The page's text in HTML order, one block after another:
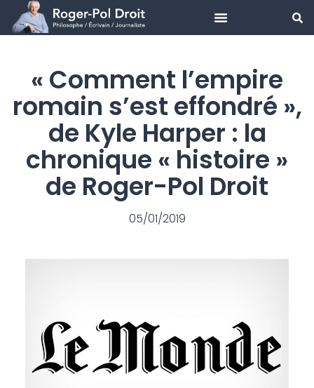
Aller
« Comment l’empire
romain s’est effondré »,
de Kyle Harper : la
chronique « histoire »
de Roger-Pol Droit
05/01/2019